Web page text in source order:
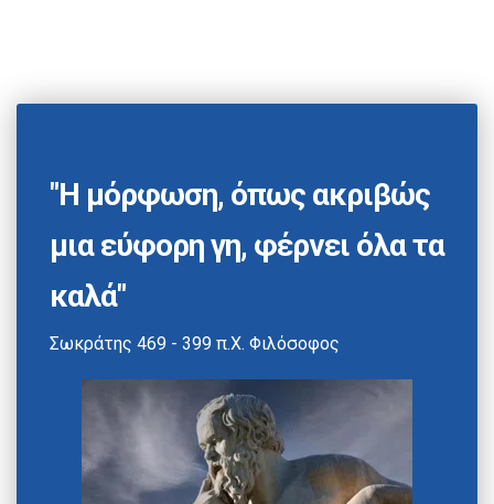
"Η μόρφωση, όπως ακριβώς
μια εύφορη γη, φέρνει όλα τα
καλά"
Σωκράτης 469 - 399 π.Χ. Φιλόσοφος